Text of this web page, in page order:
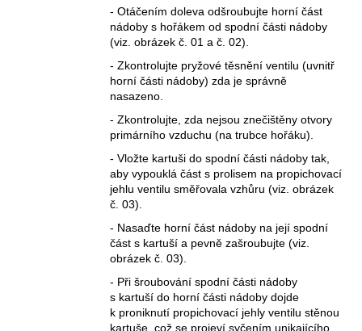
- Otáčením doleva odšroubujte horní část
nádoby s hořákem od spodní části nádoby
(viz. obrázek č. 01 a č. 02).
- Zkontrolujte pryžové těsnění ventilu (uvnitř
horní části nádoby) zda je správně
nasazeno.
- Zkontrolujte, zda nejsou znečištěny otvory
primárního vzduchu (na trubce hořáku).
- Vložte kartuši do spodní části nádoby tak,
aby vypouklá část s prolisem na propichovací
jehlu ventilu směřovala vzhůru (viz. obrázek
č. 03).
- Nasaďte horní část nádoby na její spodní
část s kartuší a pevně zašroubujte (viz.
obrázek č. 03).
- Při šroubování spodní části nádoby
s kartuší do horní části nádoby dojde
k proniknutí propichovací jehly ventilu stěnou
kartuše, což se projeví syčením unikajícího